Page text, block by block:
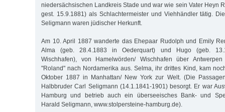
niedersächsischen Landkreis Stade und war wie sein Vater Heyn
gest. 15.9.1881) als Schlachtermeister und Viehhändler tätig.
Seligmann waren jüdischer Herkunft.
Am 10. April 1887 wanderte das Ehepaar Rudolph und Emily
Alma (geb. 28.4.1883 in Oederquart) und Hugo (geb.
Wischhafen), von Hamelwörden/ Wischhafen über
"Roland" nach Nordamerika aus. Selma, ihr drittes Kind, kam
Oktober 1887 in Manhattan/ New York zur Welt. (Die
Halbbruder Carl Seligmann (14.1.1841-1901) besorgt. Er war
Hamburg und betrieb auch ein überseeisches Bank- und
Harald Seligmann, www.stolpersteine-hamburg.de).